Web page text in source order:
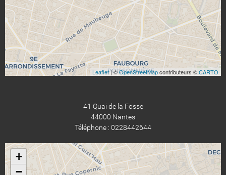
Leaflet| ©OpenStreetMapcontributeurs ©CARTO
41 Quai de la Fosse
44000 Nantes
Téléphone : 0228442644
+
−